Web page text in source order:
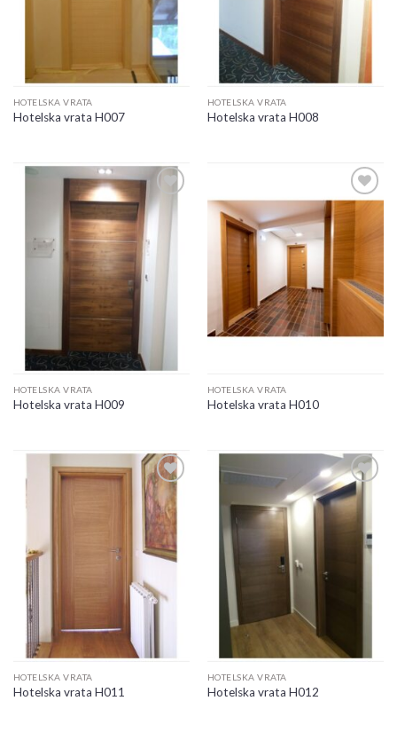
HOTELSKA VRATA
Hotelska vrata H007
HOTELSKA VRATA
Hotelska vrata H008
Add to
HOTELSKA VRATA
Hotelska vrata H009
HOTELSKA VRATA
Hotelska vrata H010
Add to
wishlist
HOTELSKA VRATA
Hotelska vrata H011
wishlist
HOTELSKA VRATA
Hotelska vrata H012